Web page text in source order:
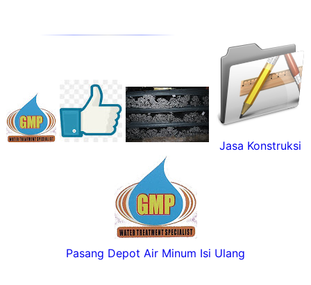
Jasa Konstruksi
Pasang Depot Air Minum Isi Ulang